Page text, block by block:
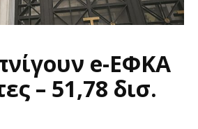
e-ΕΦΚΑ
– 51,78 δισ.